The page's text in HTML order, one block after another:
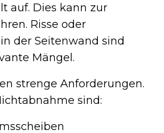
auf. Dies kann zur
Risse oder
der Seitenwand sind
Mängel.
strenge Anforderungen.
sind: